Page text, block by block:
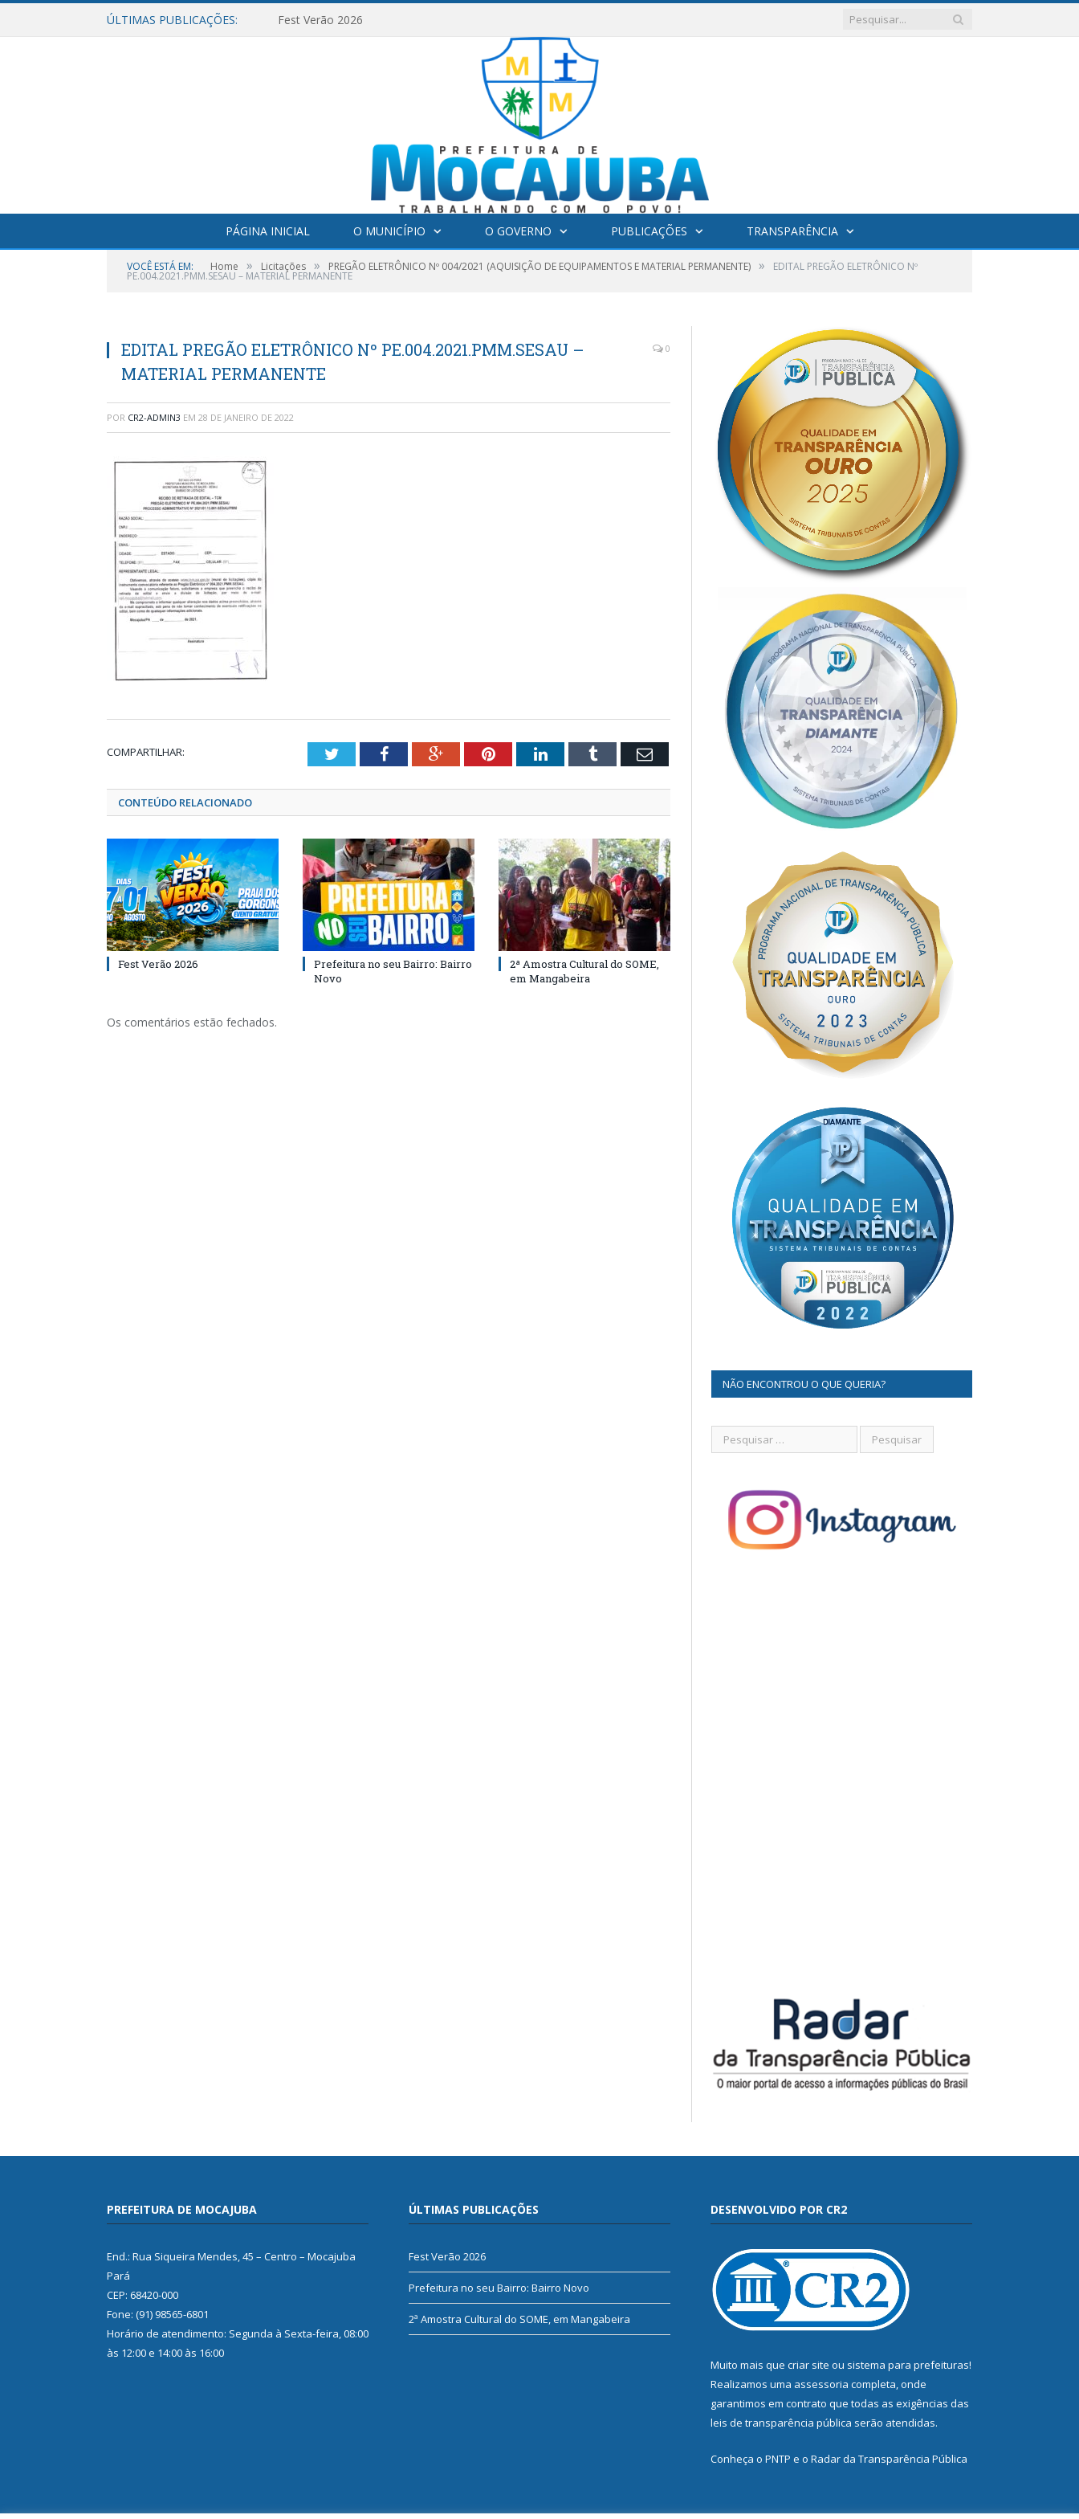
ÚLTIMAS PUBLICAÇÕES: Fest Verão 2026
PÁGINA INICIAL O MUNICÍPIO O GOVERNO PUBLICAÇÕES TRANSPARÊNCIA
VOCÊ ESTÁ EM: Home » Licitações » PREGÃO ELETRÔNICO Nº 004/2021 (AQUISIÇÃO DE EQUIPAMENTOS E MATERIAL PERMANENTE) » EDITAL PREGÃO ELETRÔNICO Nº
PE.004.2021.PMM.SESAU – MATERIAL PERMANENTE
EDITAL PREGÃO ELETRÔNICO Nº PE.004.2021.PMM.SESAU –
MATERIAL PERMANENTE
0
POR CR2-ADMIN3 EM 28 DE JANEIRO DE 2022
COMPARTILHAR: TwitterFacebookGoogle+PinterestLinkedInTumblr Email
CONTEÚDO RELACIONADO
Fest Verão 2026
Prefeitura no seu Bairro: Bairro
Novo
2ª Amostra Cultural do SOME,
em Mangabeira
Os comentários estão fechados.
NÃO ENCONTROU O QUE QUERIA?
PREFEITURA DE MOCAJUBA
End.: Rua Siqueira Mendes, 45 – Centro – Mocajuba
Pará
CEP: 68420-000
Fone: (91) 98565-6801
Horário de atendimento: Segunda à Sexta-feira, 08:00
às 12:00 e 14:00 às 16:00
ÚLTIMAS PUBLICAÇÕES
Fest Verão 2026
Prefeitura no seu Bairro: Bairro Novo
2ª Amostra Cultural do SOME, em Mangabeira
DESENVOLVIDO POR CR2
Muito mais que criar site ou sistema para prefeituras!
Realizamos uma assessoria completa, onde
garantimos em contrato que todas as exigências das
leis de transparência pública serão atendidas.
Conheça o PNTP e o Radar da Transparência Pública